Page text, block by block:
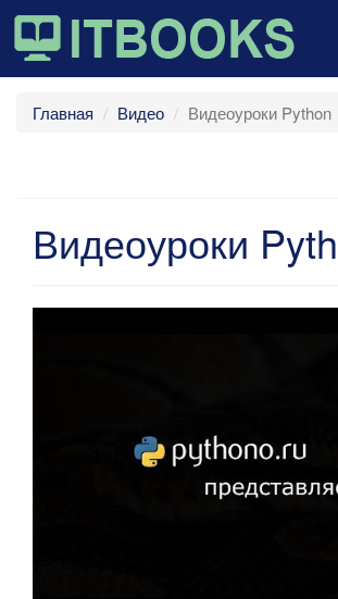
Главная Видео Видеоуроки Python
Видеоуроки